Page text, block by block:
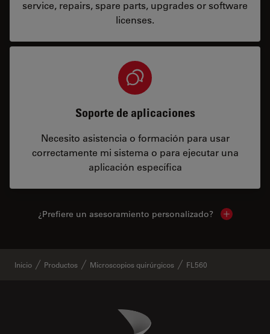
service, repairs, spare parts, upgrades or software
licenses.
Soporte de aplicaciones
Necesito asistencia o formación para usar
correctamente mi sistema o para ejecutar una
aplicación específica
¿Prefiere un asesoramiento personalizado? Show local
Inicio Productos Microscopios quirúrgicos FL560
Danaher Logo